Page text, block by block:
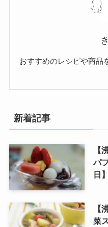
おすすめのレシピや商品
新着記事
【
パ
日】
【
菜